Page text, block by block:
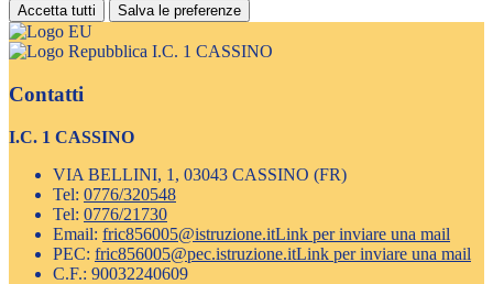
Accetta tutti Salva le preferenze
I.C. 1 CASSINO
Contatti
I.C. 1 CASSINO
VIA BELLINI, 1, 03043 CASSINO (FR)
Tel: 0776/320548
Tel: 0776/21730
Email: fric856005@istruzione.itLink per inviare una mail
PEC: fric856005@pec.istruzione.itLink per inviare una mail
C.F.: 90032240609